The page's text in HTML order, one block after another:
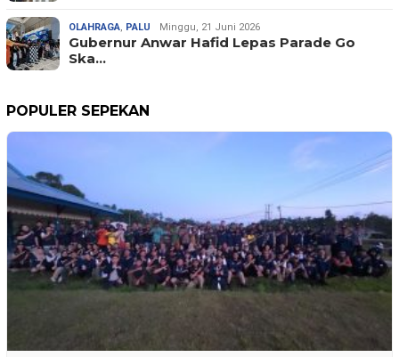
OLAHRAGA, PALU Minggu, 21 Juni 2026
Gubernur Anwar Hafid Lepas Parade Go
Ska…
POPULER SEPEKAN